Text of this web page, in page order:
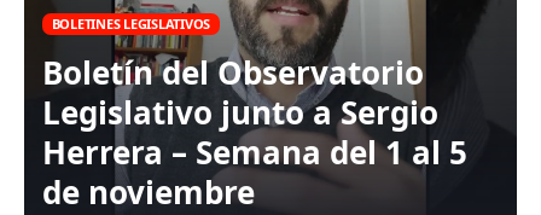
BOLETINES LEGISLATIVOS
Boletín del Observatorio
Legislativo junto a Sergio
Herrera – Semana del 1 al 5
de noviembre